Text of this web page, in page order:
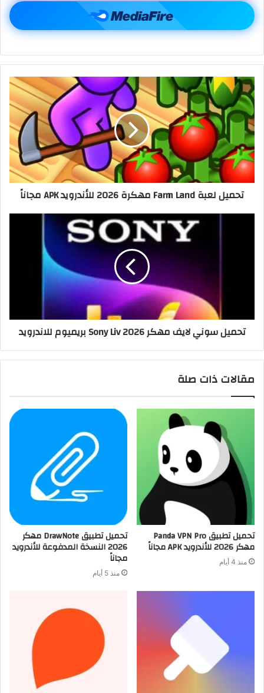
تحميل لعبة Farm Land مهكرة 2026 للأندرويد APK مجاناً
تحميل سوني لايف مهكر 2026 Sony Liv بريميوم للاندرويد
مقالات ذات صلة
تحميل تطبيق Panda VPN Pro
مهكر 2026 للأندرويد APK مجاناً
منذ 4 أيام
تحميل تطبيق DrawNote مهكر
2026 النسخة المدفوعة للأندرويد
مجاناً
منذ 5 أيام